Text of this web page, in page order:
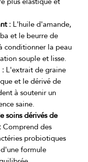
:L'huile d'amande,
et le beurre de
conditionner la peau
souple et lisse.
:L'extrait de graine
et le dérivé de
à soutenir un
saine.
soins dérivés de
Comprend des
probiotiques
formule